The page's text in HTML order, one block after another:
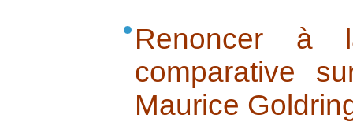
Renoncer à
comparative
Maurice